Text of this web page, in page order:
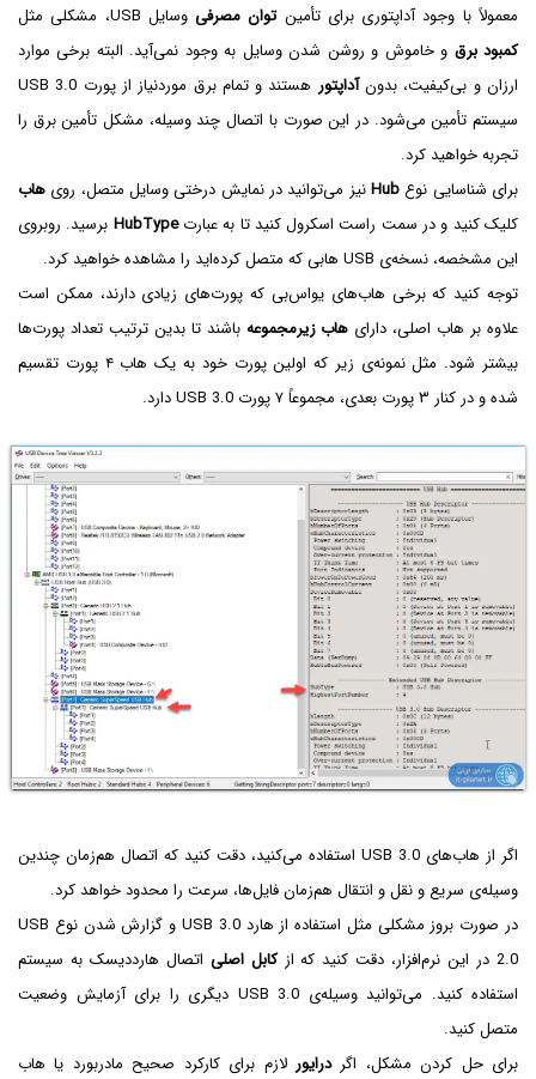
معمولاً با وجود آداپتوری برای تأمینتوان مصرفیوسایل USB، مشکلی مثل
کمبود برق و خاموش و روشن شدن وسایل به وجود نمی‌آید. البته برخی موارد
ارزان و بی‌کیفیت، بدونآداپتور
هستند و تمام برق موردنیاز از پورت USB 3.0
سیستم تأمین می‌شود. در این صورت با اتصال چند وسیله، مشکل تأمین برق را
تجربه خواهید کرد.
برای شناسایی نوع Hubنیز می‌توانید در نمایش درختی وسایل متصل، روی هاب
کلیک کنید و در سمت راست اسکرول کنید تا به عبارتHubType برسید. روبروی
این مشخصه، نسخه‌ی USB هابی که متصل کرده‌اید را مشاهده خواهید کرد.
توجه کنید که برخی هاب‌های یو‌اس‌بی که پورت‌های زیادی دارند، ممکن است
علاوه بر هاب اصلی، دارای هاب زیرمجموعه باشند تا بدین ترتیب تعداد پورت‌ها
بیشتر شود. مثل نمونه‌ی زیر که اولین پورت خود به یک هاب ۴ پورت تقسیم
شده و در کنار ۳ پورت بعدی، مجموعاً ۷ پورت USB 3.0 دارد.
اگر از هاب‌های USB 3.0 استفاده می‌کنید، دقت کنید که اتصال هم‌زمان چندین
وسیله‌ی سریع و نقل و انتقال هم‌زمان فایل‌ها، سرعت را محدود خواهد کرد.
در صورت بروز مشکلی مثل استفاده از هارد USB 3.0 و گزارش شدن نوع USB
2.0 در این نرم‌افزار، دقت کنید که از
کابل اصلی اتصال هارددیسک به سیستم
استفاده کنید. می‌توانید وسیله‌ی USB 3.0 دیگری را برای آزمایش وضعیت
متصل کنید.
برای حل کردن مشکل، اگردرایور لازم برای کارکرد صحیح مادربورد یا هاب